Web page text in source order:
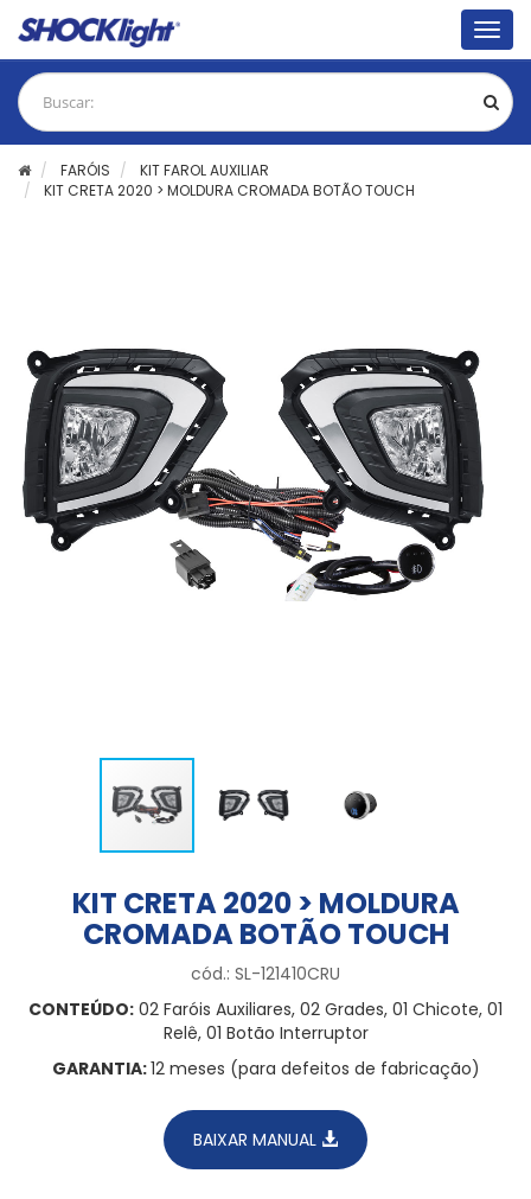
FARÓIS
KIT FAROL AUXILIAR
KIT CRETA 2020 > MOLDURA CROMADA BOTÃO TOUCH
KIT CRETA 2020 > MOLDURA
CROMADA BOTÃO TOUCH
cód.: SL-121410CRU
CONTEÚDO: 02 Faróis Auxiliares, 02 Grades, 01 Chicote, 01
Relê, 01 Botão Interruptor
GARANTIA:12 meses (para defeitos de fabricação)
BAIXAR MANUAL